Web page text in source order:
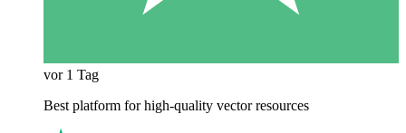
vor 1 Tag
Best platform for high-quality vector resources